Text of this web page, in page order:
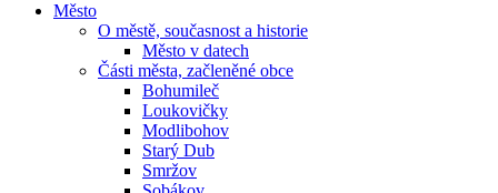
Město
O městě, současnost a historie
Město v datech
Části města, začleněné obce
Bohumileč
Loukovičky
Modlibohov
Starý Dub
Smržov